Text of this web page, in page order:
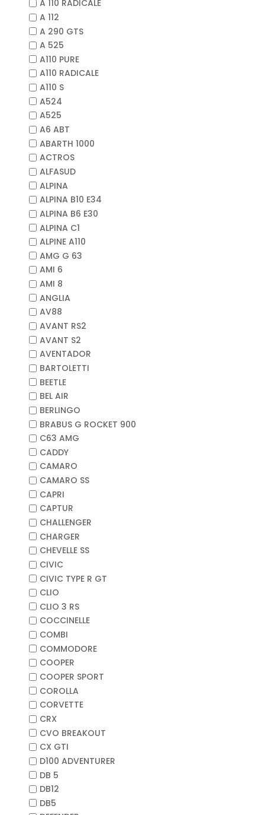
A 110 RADICALE
A 112
A 290 GTS
A 525
A110 PURE
A110 RADICALE
A110 S
A524
A525
A6 ABT
ABARTH 1000
ACTROS
ALFASUD
ALPINA
ALPINA B10 E34
ALPINA B6 E30
ALPINA C1
ALPINE A110
AMG G 63
AMI 6
AMI 8
ANGLIA
AV88
AVANT RS2
AVANT S2
AVENTADOR
BARTOLETTI
BEETLE
BEL AIR
BERLINGO
BRABUS G ROCKET 900
C63 AMG
CADDY
CAMARO
CAMARO SS
CAPRI
CAPTUR
CHALLENGER
CHARGER
CHEVELLE SS
CIVIC
CIVIC TYPE R GT
CLIO
CLIO 3 RS
COCCINELLE
COMBI
COMMODORE
COOPER
COOPER SPORT
COROLLA
CORVETTE
CRX
CVO BREAKOUT
CX GTI
D100 ADVENTURER
DB 5
DB12
DB5